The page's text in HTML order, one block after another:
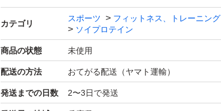
カテゴリ
スポーツ フィットネス、トレーニング
ソイプロテイン
商品の状態 未使用
配送の方法 おてがる配送（ヤマト運輸）
発送までの日数 2〜3日で発送